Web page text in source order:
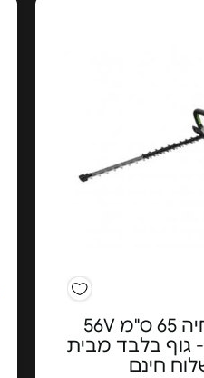
גוזם גדר חיה 65 ס"מ 56V
Brushless - גוף בלבד מבית